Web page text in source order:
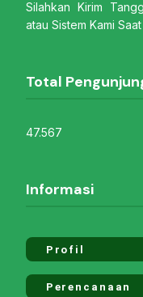
Silahkan Kirim
atau Sistem Kami Saat
Total
47.567
Informasi
Profil
Perencanaan